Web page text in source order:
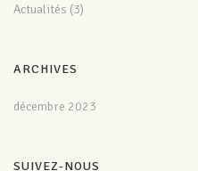
Actualités (3)
ARCHIVES
décembre 2023
SUIVEZ-NOUS